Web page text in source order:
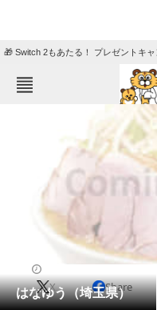
🎁 Switch 2もあたる！ プレゼントキャ
会員記事
はなゆう（埼玉県）
X Share